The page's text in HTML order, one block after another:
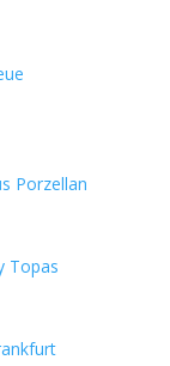
Porzellan
Topas